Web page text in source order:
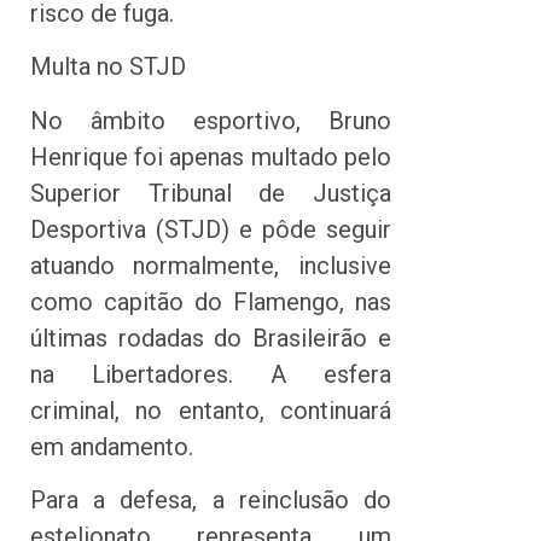
risco de fuga.
Multa no STJD
No âmbito esportivo, Bruno
Henrique foi apenas multado pelo
Superior Tribunal de Justiça
Desportiva (STJD) e pôde seguir
atuando normalmente, inclusive
como capitão do Flamengo, nas
últimas rodadas do Brasileirão e
na Libertadores. A esfera
criminal, no entanto, continuará
em andamento.
Para a defesa, a reinclusão do